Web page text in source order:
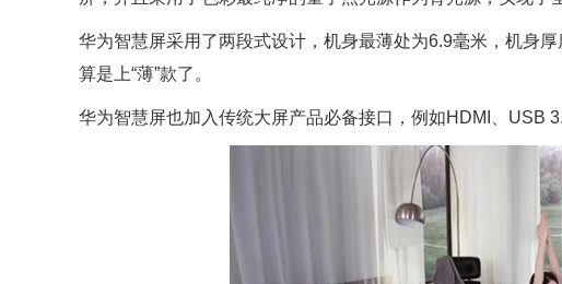
华为智慧屏采用了两段式设计，机身最薄处为6.9毫米，机身
算是上“薄”款了。
华为智慧屏也加入传统大屏产品必备接口，例如HDMI、USB